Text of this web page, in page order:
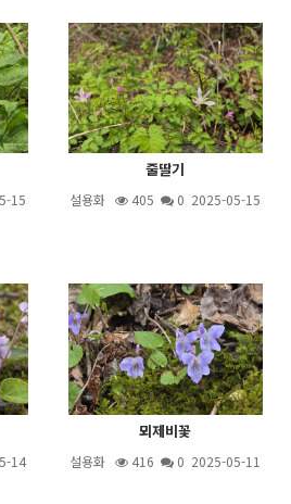
15
줄딸기
설용화 405 0 2025-05-15
14
뫼제비꽃
설용화 416 0 2025-05-11